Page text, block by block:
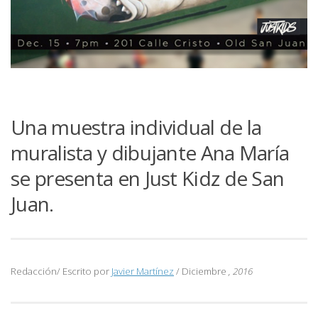
Una muestra individual de la
muralista y dibujante Ana María
se presenta en Just Kidz de San
Juan.
Redacción/ Escrito por Javier Martínez / Diciembre , 2016